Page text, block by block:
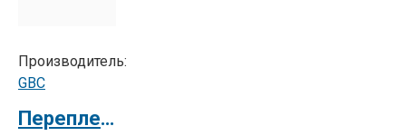
Производитель:
GBC
Переплетчик электрический GBC WireBind W25E